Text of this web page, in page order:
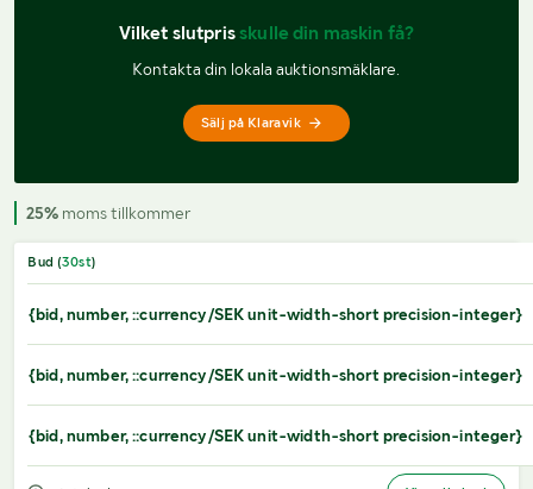
Vilket slutpris skulle din maskin få?
Kontakta din lokala auktionsmäklare.
Sälj på Klaravik
25% moms tillkommer
Bud (30st)
{bid, number, ::currency/SEK unit-width-short precision-integer}
{bid, number, ::currency/SEK unit-width-short precision-integer}
{bid, number, ::currency/SEK unit-width-short precision-integer}